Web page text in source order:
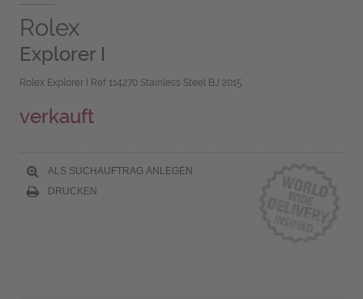
Rolex
Explorer I
Rolex Explorer I Ref 114270 Stainless Steel BJ 2015
verkauft
ALS SUCHAUFTRAG ANLEGEN
DRUCKEN